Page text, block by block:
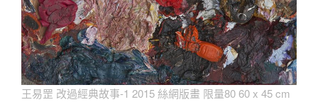
王易罡 改過經典故事-1 2015 絲網版畫 限量80 60 x 45 cm